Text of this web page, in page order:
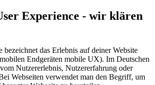
Experience - wir klären
bezeichnet das Erlebnis auf deiner Website
Endgeräten mobile UX). Im Deutschen
Nutzererlebnis, Nutzererfahrung oder
Webseiten verwendet man den Begriff, um